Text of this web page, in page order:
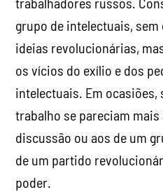
grupo de intelectuais,
ideias revolucionárias,
os vícios do exílio e dos
intelectuais. Em ocasiões,
trabalho se pareciam mais
discussão ou aos de um
de um partido
poder.